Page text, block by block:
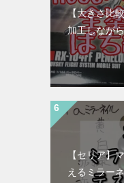
【大きさ比
加工しなが
【セリア】
えるミラー